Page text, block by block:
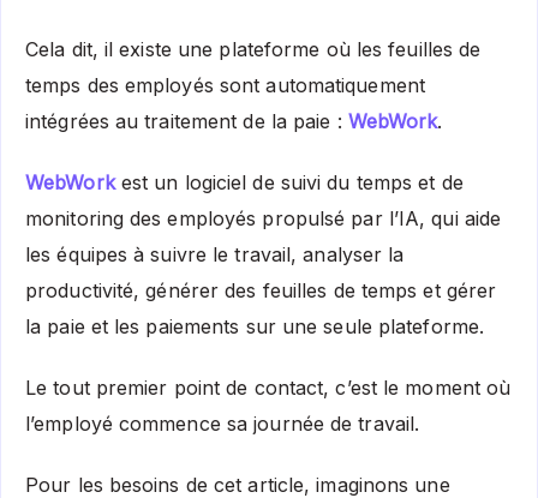
Cela dit, il existe une plateforme où les feuilles de
temps des employés sont automatiquement
intégrées au traitement de la paie : WebWork.
WebWorkest un logiciel de suivi du temps et de
monitoring des employés propulsé par l’IA, qui aide
les équipes à suivre le travail, analyser la
productivité, générer des feuilles de temps et gérer
la paie et les paiements sur une seule plateforme.
Le tout premier point de contact, c’est le moment où
l’employé commence sa journée de travail.
Pour les besoins de cet article, imaginons une